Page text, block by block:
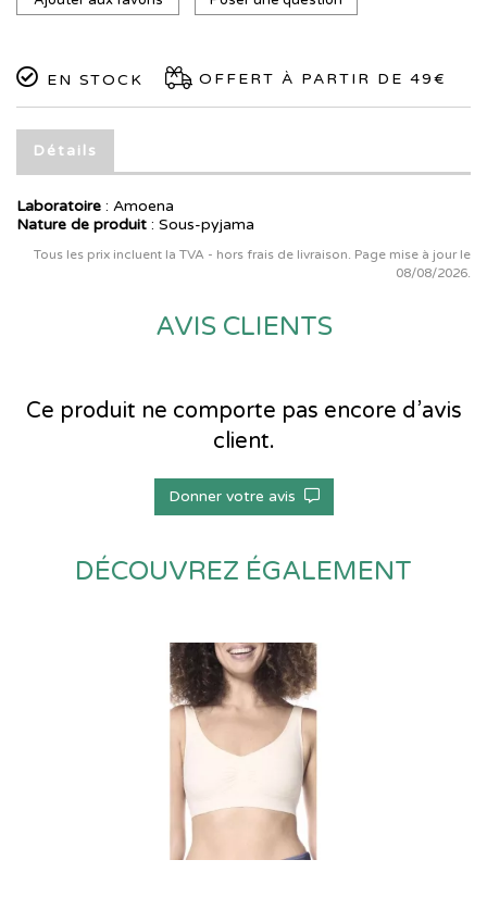
EN STOCK OFFERT À PARTIR DE 49€
Détails
Laboratoire : Amoena
Nature de produit : Sous-pyjama
Tous les prix incluent la TVA - hors frais de livraison. Page mise à jour le
08/08/2026.
AVIS CLIENTS
Ce produit ne comporte pas encore d’avis
client.
Donner votre avis
DÉCOUVREZ ÉGALEMENT